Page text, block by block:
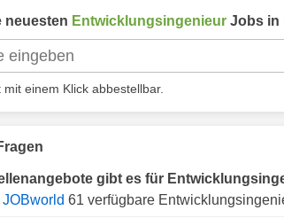
neuesten Entwicklungsingenieur Jobs in
einem Klick abbestellbar.
gibt es für
JOBworld 61 verfügbare